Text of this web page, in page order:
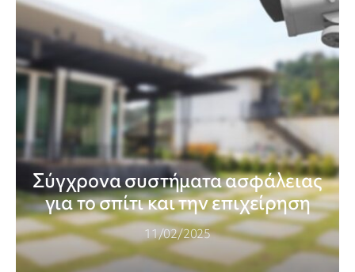
Σύγχρονα συστήματα ασφάλειας
για το σπίτι και την επιχείρηση
11/02/2025